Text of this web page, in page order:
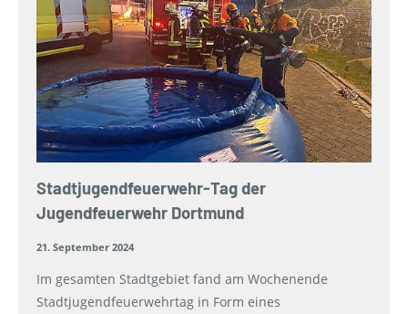
Stadtjugendfeuerwehr-Tag der
Jugendfeuerwehr Dortmund
21. September 2024
Im gesamten Stadtgebiet fand am Wochenende
Stadtjugendfeuerwehrtag in Form eines